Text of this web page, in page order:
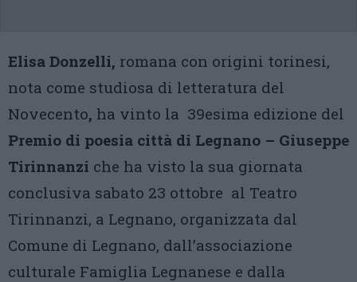
Elisa Donzelli, romana con origini torinesi,
nota come studiosa di letteratura del
Novecento, ha vinto la 39esima edizione del
Premio di poesia città di Legnano – Giuseppe
Tirinnanzi che ha visto la sua giornata
conclusiva sabato 23 ottobre al Teatro
Tirinnanzi, a Legnano, organizzata dal
Comune di Legnano, dall’associazione
culturale Famiglia Legnanese e dalla